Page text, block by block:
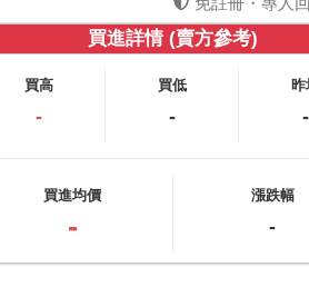
買進詳情 (賣方參考)
買高
-
買低
- -
買進均價
-
漲跌幅
-